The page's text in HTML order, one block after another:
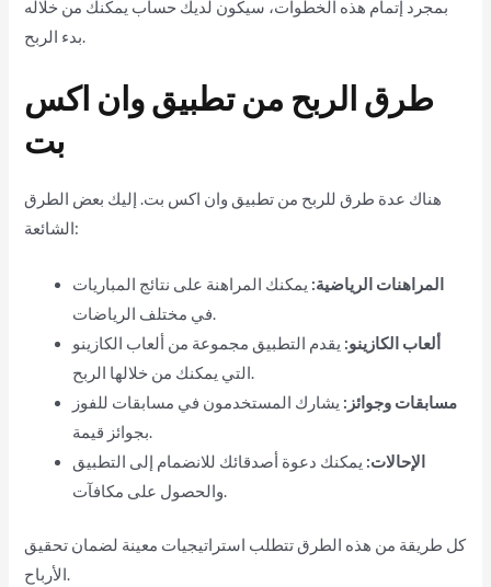
بمجرد إتمام هذه الخطوات، سيكون لديك حساب يمكنك من خلاله
بدء الربح.
طرق الربح من تطبيق وان اكس
بت
هناك عدة طرق للربح من تطبيق وان اكس بت. إليك بعض الطرق
الشائعة:
المراهنات الرياضية: يمكنك المراهنة على نتائج المباريات
في مختلف الرياضات.
ألعاب الكازينو: يقدم التطبيق مجموعة من ألعاب الكازينو
التي يمكنك من خلالها الربح.
مسابقات وجوائز: يشارك المستخدمون في مسابقات للفوز
بجوائز قيمة.
الإحالات: يمكنك دعوة أصدقائك للانضمام إلى التطبيق
والحصول على مكافآت.
كل طريقة من هذه الطرق تتطلب استراتيجيات معينة لضمان تحقيق
الأرباح.